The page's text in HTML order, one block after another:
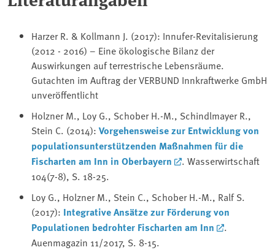
Harzer R. & Kollmann J. (2017): Innufer-Revitalisierung
(2012 - 2016) – Eine ökologische Bilanz der
Auswirkungen auf terrestrische Lebensräume.
Gutachten im Auftrag der VERBUND Innkraftwerke GmbH
unveröffentlicht
Holzner M., Loy G., Schober H.-M., Schindlmayer R.,
Stein C. (2014):Vorgehensweise zur Entwicklung von
populationsunterstützenden Maßnahmen für die
Fischarten am Inn in Oberbayern
. Wasserwirtschaft
104(7-8), S. 18-25.
Loy G., Holzner M., Stein C., Schober H.-M., Ralf S.
(2017): Integrative Ansätze zur Förderung von
Populationen bedrohter Fischarten am Inn
.
Auenmagazin 11/2017, S. 8-15.